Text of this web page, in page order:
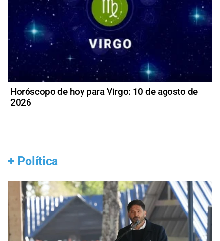
Horóscopo de hoy para Virgo: 10 de agosto de
2026
+ Política